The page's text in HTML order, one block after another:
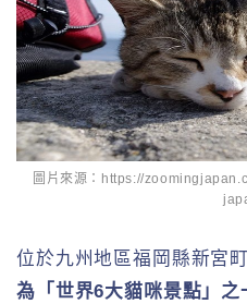
圖片來源： https://
位於九州地區福岡縣新宮
為「世界6大貓咪景點」之